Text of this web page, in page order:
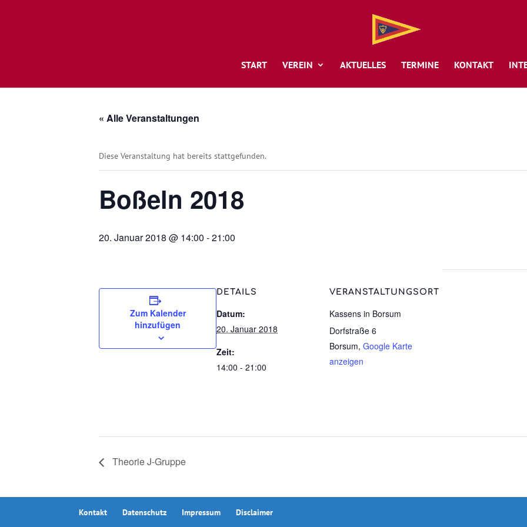
START VEREIN AKTUELLES TERMINE KONTAKT
« Alle Veranstaltungen
Diese Veranstaltung hat bereits stattgefunden.
Boßeln 2018
20. Januar 2018 @ 14:00 -21:00
Zum Kalender
hinzufügen
DETAILS
Datum:
20. Januar 2018
Zeit:
14:00 - 21:00
VERANSTALTUNGSORT
Kassens in Borsum
Dorfstraße 6
Borsum, Google Karte
anzeigen
Theorie J-Gruppe
Kontakt Datenschutz Impressum Disclaimer